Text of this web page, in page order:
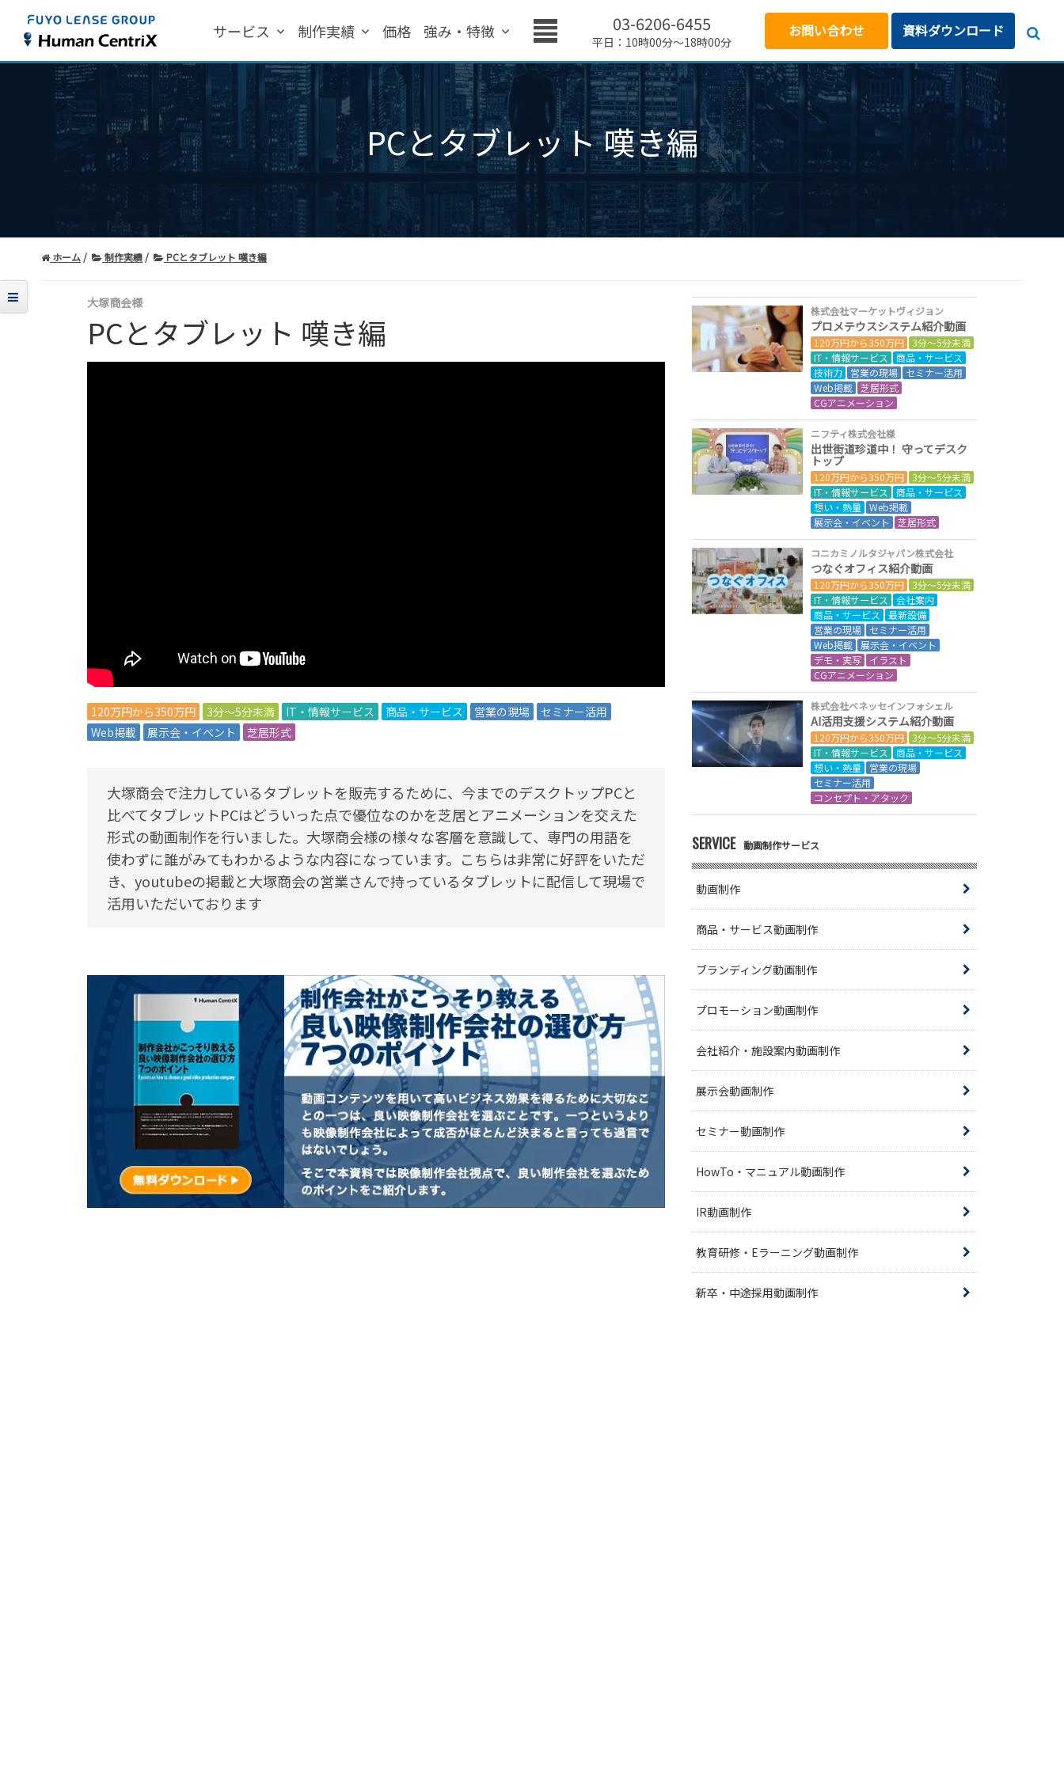
サービス 制作実績 価格 強み・特徴 03-6206-6455
平日：10時00分～18時00分
お問い合わせ 資料ダウンロード
PCとタブレット 嘆き編
ホーム 制作実績 PCとタブレット 嘆き編
大塚商会様
PCとタブレット 嘆き編
120万円から350万円 3分～5分未満 IT・情報サービス 商品・サービス 営業の現場
セミナー活用
Web掲載
展示会・イベント 芝居形式
大塚商会で注力しているタブレットを販売するために、今までのデスクトップPCと
比べてタブレットPCはどういった点で優位なのかを芝居とアニメーションを交えた
形式の動画制作を行いました。大塚商会様の様々な客層を意識して、専門の用語を
使わずに誰がみてもわかるような内容になっています。こちらは非常に好評をいただ
き、youtubeの掲載と大塚商会の営業さんで持っているタブレットに配信して現場で
活用いただいております
株式会社マーケットヴィジョン
プロメテウスシステム紹介動画
120万円から350万円
3分～5分未満
IT・情報サービス
商品・サービス
技術力
営業の現場
セミナー活用
Web掲載 芝居形式
CGアニメーション
ニフティ株式会社様
出世街道珍道中！ 守ってデスク
トップ
120万円から350万円
3分～5分未満
IT・情報サービス
商品・サービス
想い・熱量 Web掲載
展示会・イベント
芝居形式
コニカミノルタジャパン株式会社
つなぐオフィス紹介動画
120万円から350万円
3分～5分未満
IT・情報サービス
会社案内
商品・サービス
最新設備
営業の現場
セミナー活用
Web掲載
展示会・イベント
デモ・実写
イラスト
CGアニメーション
株式会社ベネッセインフォシェル
AI活用支援システム紹介動画
120万円から350万円
3分～5分未満
IT・情報サービス
商品・サービス
想い・熱量
営業の現場
セミナー活用
コンセプト・アタック
SERVICE 動画制作サービス
動画制作
商品・サービス動画制作
ブランディング動画制作
プロモーション動画制作
会社紹介・施設案内動画制作
展示会動画制作
セミナー動画制作
HowTo・マニュアル動画制作
IR動画制作
教育研修・Eラーニング動画制作
新卒・中途採用動画制作